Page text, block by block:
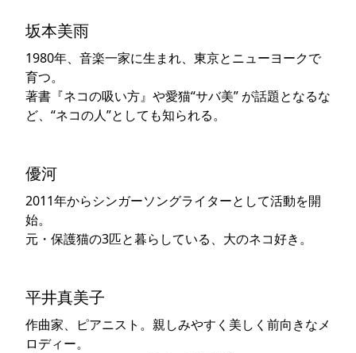
坂本美雨
1980年、音楽一家に生まれ、東京とニューヨークで
育つ。
著書『ネコの吸い方』や愛猫“サバ美” が話題となるな
ど、“ネコの人”としても知られる。
優河
2011年からシンガーソングライターとして活動を開
始。
元・保護猫の3匹と暮らしている、大のネコ好き。
平井真美子
作曲家、ピアニスト。親しみやすく美しく前向きなメ
ロディー。